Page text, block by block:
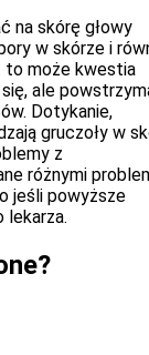
na skórę głowy
w skórze i
to może kwestia
ale
Dotykanie,
gruczoły w
z
różnymi
jeśli powyższe
lekarza.